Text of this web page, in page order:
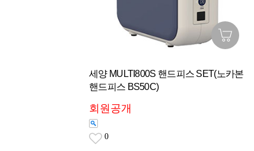
세양 MULTI800S 핸드피스 SET(노카본
핸드피스 BS50C)
회원공개
0